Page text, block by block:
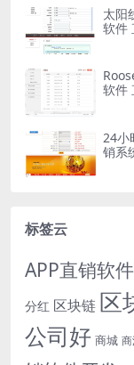
太阳
软件
软件
24小
销系
标签云
APP直销软件
分红 区块链 区
公司好 商城